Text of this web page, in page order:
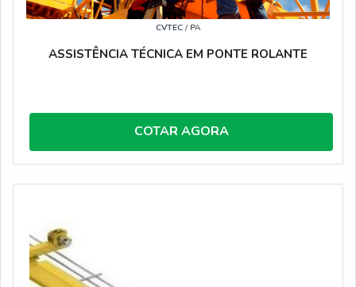
CVTEC/ PA
ASSISTÊNCIA TÉCNICA EM PONTE ROLANTE
COTAR AGORA